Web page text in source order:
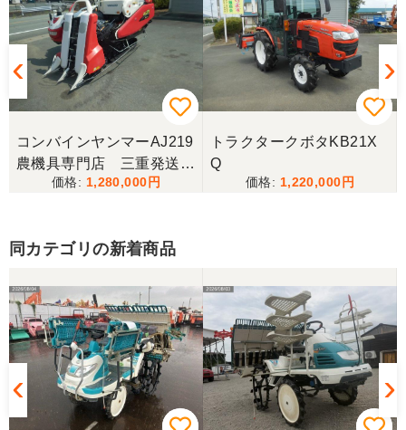
コンバインヤンマーAJ219
農機具専門店 三重発送整
備済み
1,280,000
トラクタークボタKB21X
Q
1,220,000
同カテゴリの新着商品